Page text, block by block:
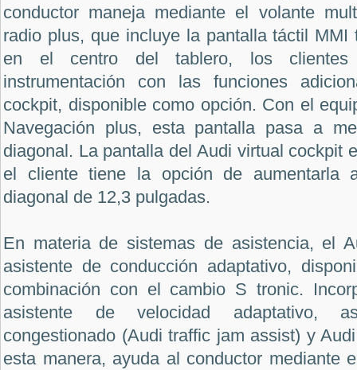
conductor maneja mediante el volante
radio plus, que incluye la pantalla táctil MMI
en el centro del tablero, los clientes
instrumentación con las funciones
cockpit, disponible como opción. Con el
Navegación plus, esta pantalla pasa a
diagonal. La pantalla del Audi virtual cockpit
el cliente tiene la opción de aumentarla
diagonal de 12,3 pulgadas.
En materia de sistemas de asistencia, el
asistente de conducción adaptativo,
combinación con el cambio S tronic.
asistente de velocidad adaptativo,
congestionado (Audi traffic jam assist) y
esta manera, ayuda al conductor mediante